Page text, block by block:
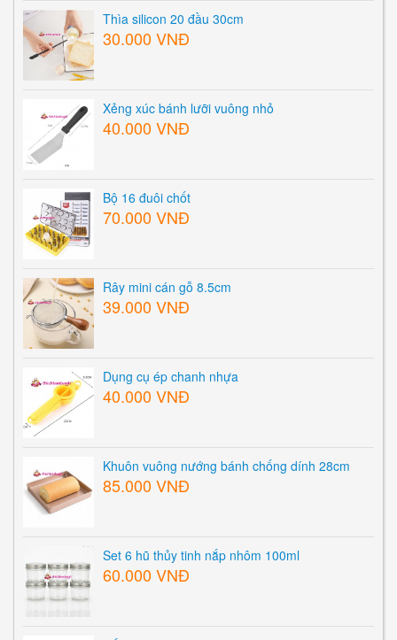
Thìa silicon 20 đầu 30cm
30.000 VNĐ
Xẻng xúc bánh lưỡi vuông nhỏ
40.000 VNĐ
Bộ 16 đuôi chốt
70.000 VNĐ
Rây mini cán gỗ 8.5cm
39.000 VNĐ
Dụng cụ ép chanh nhựa
40.000 VNĐ
Khuôn vuông nướng bánh chống dính 28cm
85.000 VNĐ
Set 6 hũ thủy tinh nắp nhôm 100ml
60.000 VNĐ